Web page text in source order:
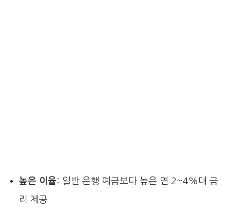
높은 이율: 일반 은행 예금보다 높은 연 2~4%대 금
리 제공